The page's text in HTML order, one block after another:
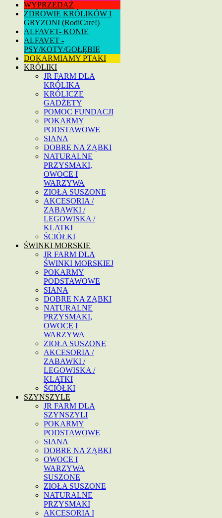
WYPRZEDAŻ
ZDROWIE KRÓLIKÓW I
GRYZONI (RodiCare!)
ALFAVET- KONIE
ALFAVET -
PSY/KOTY/GOŁĘBIE
DOKARMIAMY PTAKI
KRÓLIKI
JR FARM DLA
KRÓLIKA
KRÓLICZE
GADŻETY
POMOC FUNDACJI
POKARMY
PODSTAWOWE
SIANA
DOBRE NA ZĄBKI
NATURALNE
PRZYSMAKI,
OWOCE I
WARZYWA
ZIOŁA SUSZONE
AKCESORIA /
ZABAWKI /
LEGOWISKA /
KLATKI
ŚCIÓŁKI
ŚWINKI MORSKIE
JR FARM DLA
ŚWINKI MORSKIEJ
POKARMY
PODSTAWOWE
SIANA
DOBRE NA ZĄBKI
NATURALNE
PRZYSMAKI,
OWOCE I
WARZYWA
ZIOŁA SUSZONE
AKCESORIA /
ZABAWKI /
LEGOWISKA /
KLATKI
ŚCIÓŁKI
SZYNSZYLE
JR FARM DLA
SZYNSZYLI
POKARMY
PODSTAWOWE
SIANA
DOBRE NA ZĄBKI
OWOCE I
WARZYWA
SUSZONE
ZIOŁA SUSZONE
NATURALNE
PRZYSMAKI
AKCESORIA I